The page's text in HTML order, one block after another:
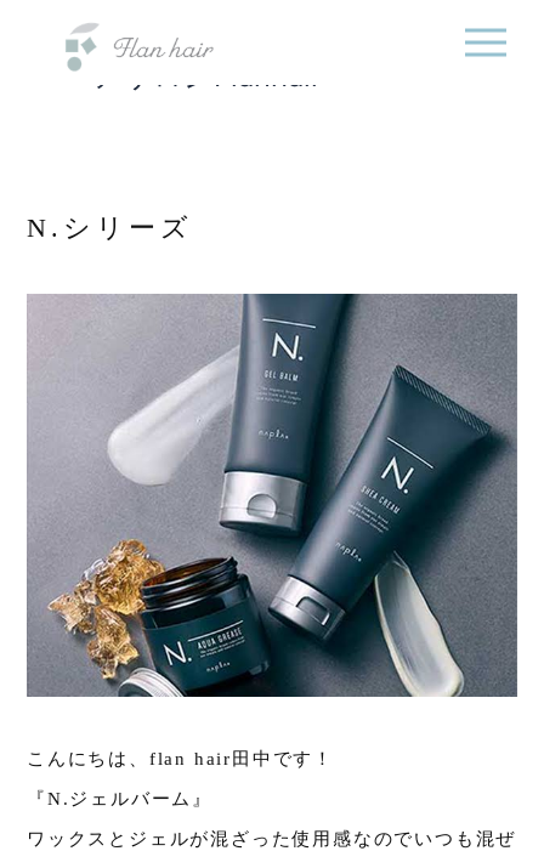
院・半個室オーガニック
ヘアサロンFlanhair
N.シリーズ
こんにちは、flan hair田中です！
『N.ジェルバーム』
ワックスとジェルが混ざった使用感なのでいつも混ぜ